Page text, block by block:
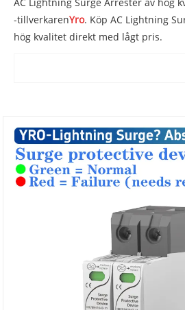
-tillverkarenYro. Köp AC Lightning
hög kvalitet direkt med lågt pris.